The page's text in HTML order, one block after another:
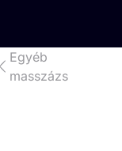
Egyéb
masszázs